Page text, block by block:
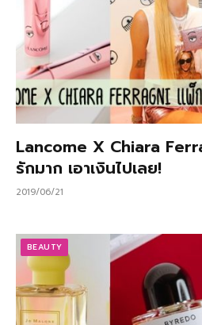
Lancome X Chiara
รักมาก เอาเงินไปเลย!
2019/06/21
BEAUTY